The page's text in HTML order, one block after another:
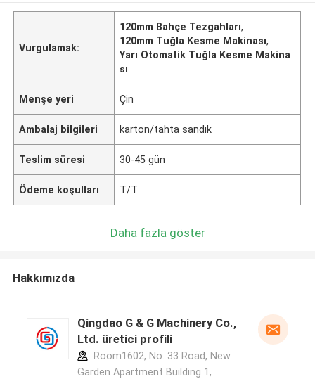
Vurgulamak:
120mm Bahçe Tezgahları,
120mm Tuğla Kesme Makinası,
Yarı Otomatik Tuğla Kesme Makina
sı
Menşe yeri Çin
Ambalaj bilgileri karton/tahta sandık
Teslim süresi 30-45 gün
Ödeme koşulları T/T
Daha fazla göster
Hakkımızda
Qingdao G & G Machinery Co.,
Ltd. üretici profili
Room1602, No. 33 Road, New
Garden Apartment Building 1,